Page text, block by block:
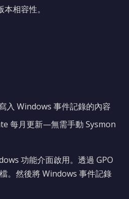
相容性。
入 Windows 事件記錄的內容
每月更新—無需手動 Sysmon
功能介面啟用。透過 GPO
。然後將 Windows 事件記錄